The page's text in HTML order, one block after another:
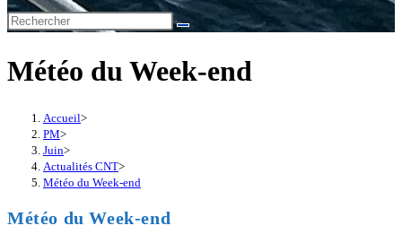
website
search
Météo du Week-end
Accueil>
PM>
Juin>
Actualités CNT>
Météo du Week-end
Météo du Week-end